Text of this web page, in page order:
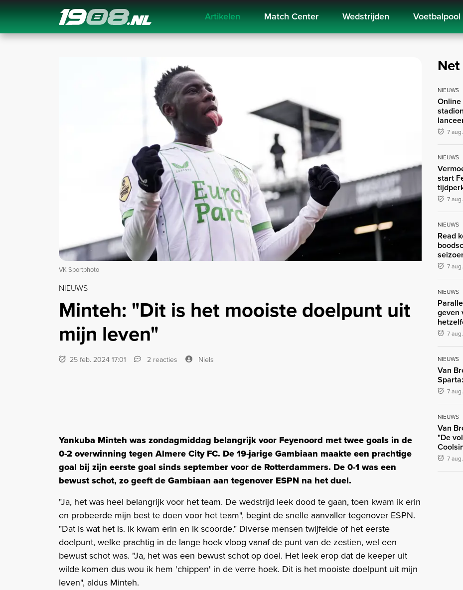
Navigation Artikelen Match Center Wedstrijden Voetbalpool
VK Sportphoto
NIEUWS
Minteh: "Dit is het mooiste doelpunt uit
mijn leven"
25 feb. 2024 17:01 2 reacties Niels
Yankuba Minteh was zondagmiddag belangrijk voor Feyenoord met twee goals in de
0-2 overwinning tegen Almere City FC. De 19-jarige Gambiaan maakte een prachtige
goal bij zijn eerste goal sinds september voor de Rotterdammers. De 0-1 was een
bewust schot, zo geeft de Gambiaan aan tegenover ESPN na het duel.
"Ja, het was heel belangrijk voor het team. De wedstrijd leek dood te gaan, toen kwam ik erin
en probeerde mijn best te doen voor het team", begint de snelle aanvaller tegenover ESPN.
"Dat is wat het is. Ik kwam erin en ik scoorde." Diverse mensen twijfelde of het eerste
doelpunt, welke prachtig in de lange hoek vloog vanaf de punt van de zestien, wel een
bewust schot was. "Ja, het was een bewust schot op doel. Het leek erop dat de keeper uit
wilde komen dus wou ik hem 'chippen' in de verre hoek. Dit is het mooiste doelpunt uit mijn
leven", aldus Minteh.
NIEUWS
7
NIEUWS
start
7
NIEUWS
Read
7
NIEUWS
geven
7
NIEUWS
Van
7
NIEUWS
Van
"De
7